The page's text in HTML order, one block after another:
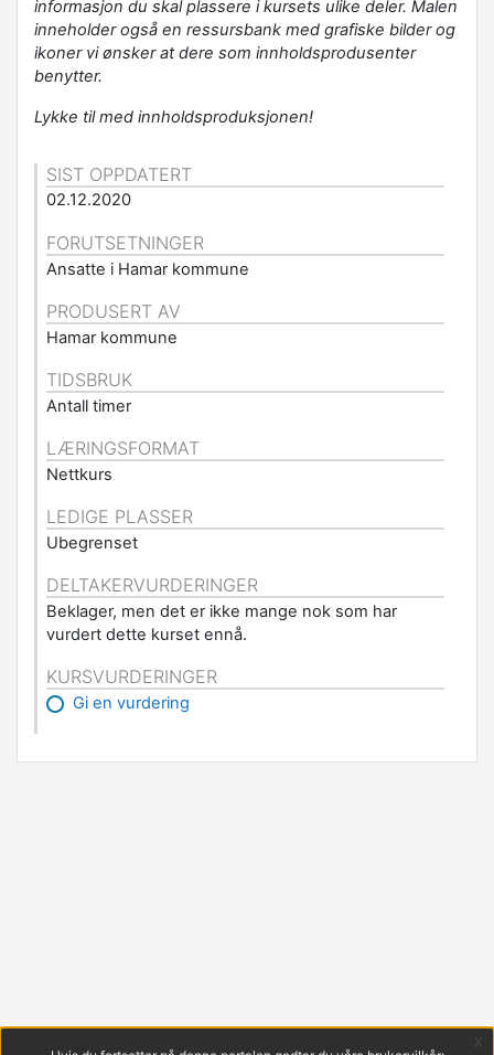
informasjon du skal plassere i kursets ulike deler. Malen
inneholder også en ressursbank med grafiske bilder og
ikoner vi ønsker at dere som innholdsprodusenter
benytter.
Lykke til med innholdsproduksjonen!
SIST OPPDATERT
02.12.2020
FORUTSETNINGER
Ansatte i Hamar kommune
PRODUSERT AV
Hamar kommune
TIDSBRUK
Antall timer
LÆRINGSFORMAT
Nettkurs
LEDIGE PLASSER
Ubegrenset
DELTAKERVURDERINGER
Beklager, men det er ikke mange nok som har
vurdert dette kurset ennå.
KURSVURDERINGER
Gi en vurdering
x